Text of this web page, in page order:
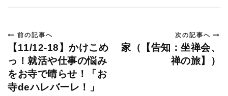
前の記事へ
【11/12-18】かけこめ
っ！就活や仕事の悩み
をお寺で晴らせ！「お
寺deハレバーレ！」
次の記事へ
家（【告知：坐禅会、
禅の旅】）